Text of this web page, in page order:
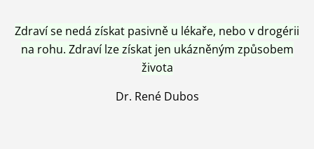
Zdraví se nedá získat pasivně u lékaře, nebo v drogérii
na rohu. Zdraví lze získat jen ukázněným způsobem
života
Dr. René Dubos